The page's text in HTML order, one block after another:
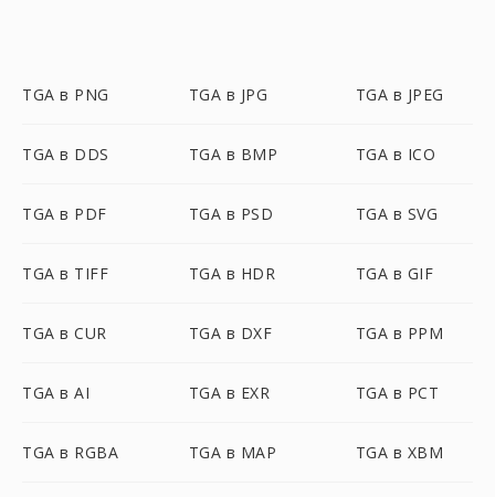
TGA в PNG TGA в JPG TGA в JPEG
TGA в DDS TGA в BMP TGA в ICO
TGA в PDF TGA в PSD TGA в SVG
TGA в TIFF TGA в HDR TGA в GIF
TGA в CUR TGA в DXF TGA в PPM
TGA в AI TGA в EXR TGA в PCT
TGA в RGBA TGA в MAP TGA в XBM